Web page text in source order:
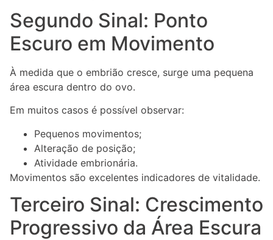
Segundo Sinal: Ponto
Escuro em Movimento
À medida que o embrião cresce, surge uma pequena
área escura dentro do ovo.
Em muitos casos é possível observar:
Pequenos movimentos;
Alteração de posição;
Atividade embrionária.
Movimentos são excelentes indicadores de vitalidade.
Terceiro Sinal: Crescimento
Progressivo da Área Escura